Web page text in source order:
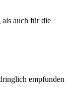
auch für die
empfunden